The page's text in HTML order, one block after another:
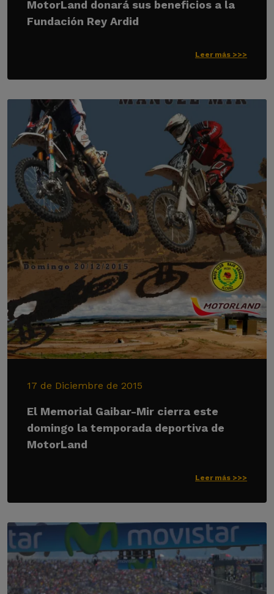
MotorLand donará sus beneficios a la
Fundación Rey Ardid
Leer más >>>
17 de Diciembre de 2015
El Memorial Gaibar-Mir cierra este
domingo la temporada deportiva de
MotorLand
Leer más >>>